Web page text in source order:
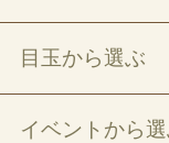
目玉から選ぶ
イベントから